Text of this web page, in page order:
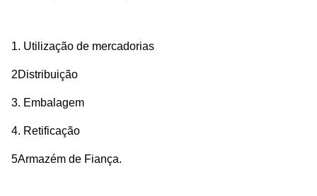
1. Utilização de mercadorias
2Distribuição
3. Embalagem
4. Retificação
5Armazém de Fiança.